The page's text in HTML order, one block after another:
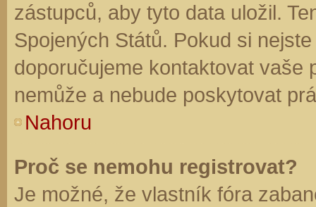
zástupců, aby tyto data uložil.
Spojených Států. Pokud si
doporučujeme kontaktovat vaše
nemůže a nebude poskytovat
Nahoru
Proč se nemohu registrovat?
Je možné, že vlastník fóra